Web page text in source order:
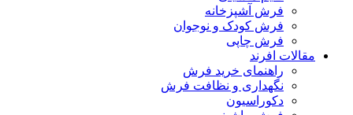
فرش آشپزخانه
فرش کودک و نوجوان
فرش چاپی
مقالات افرند
راهنمای خرید فرش
نگهداری و نظافت فرش
دکوراسیون